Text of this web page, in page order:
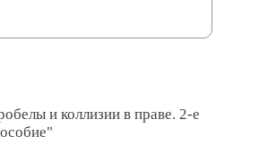
и коллизии в праве. 2-е